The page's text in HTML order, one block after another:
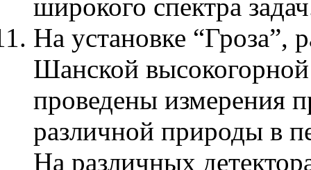
широкого спектра
На установке “Гроза”,
Шанской
проведены измерения
различной природы в
На различных